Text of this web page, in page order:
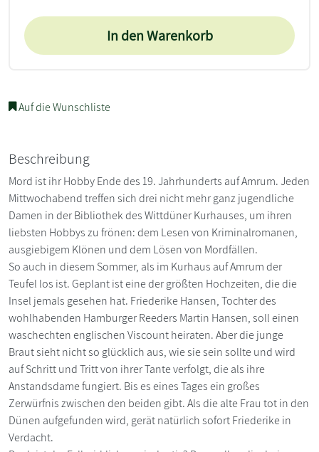
In den Warenkorb
Auf die Wunschliste
Beschreibung
Mord ist ihr Hobby Ende des 19. Jahrhunderts auf Amrum. Jeden
Mittwochabend treffen sich drei nicht mehr ganz jugendliche
Damen in der Bibliothek des Wittdüner Kurhauses, um ihren
liebsten Hobbys zu frönen: dem Lesen von Kriminalromanen,
ausgiebigem Klönen und dem Lösen von Mordfällen.
So auch in diesem Sommer, als im Kurhaus auf Amrum der
Teufel los ist. Geplant ist eine der größten Hochzeiten, die die
Insel jemals gesehen hat. Friederike Hansen, Tochter des
wohlhabenden Hamburger Reeders Martin Hansen, soll einen
waschechten englischen Viscount heiraten. Aber die junge
Braut sieht nicht so glücklich aus, wie sie sein sollte und wird
auf Schritt und Tritt von ihrer Tante verfolgt, die als ihre
Anstandsdame fungiert. Bis es eines Tages ein großes
Zerwürfnis zwischen den beiden gibt. Als die alte Frau tot in den
Dünen aufgefunden wird, gerät natürlich sofort Friederike in
Verdacht.